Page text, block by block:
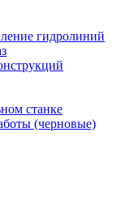
гидролиний
станке
(черновые)